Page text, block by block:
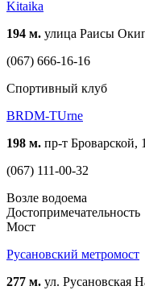
Kitaika
194 м. улица Раисы
(067) 666-16-16
Спортивный клуб
BRDM-TUrne
198 м. пр-т Броварской,
(067) 111-00-32
Возле водоема
Достопримечательность
Мост
Русановский метромост
277 м. ул. Русановская